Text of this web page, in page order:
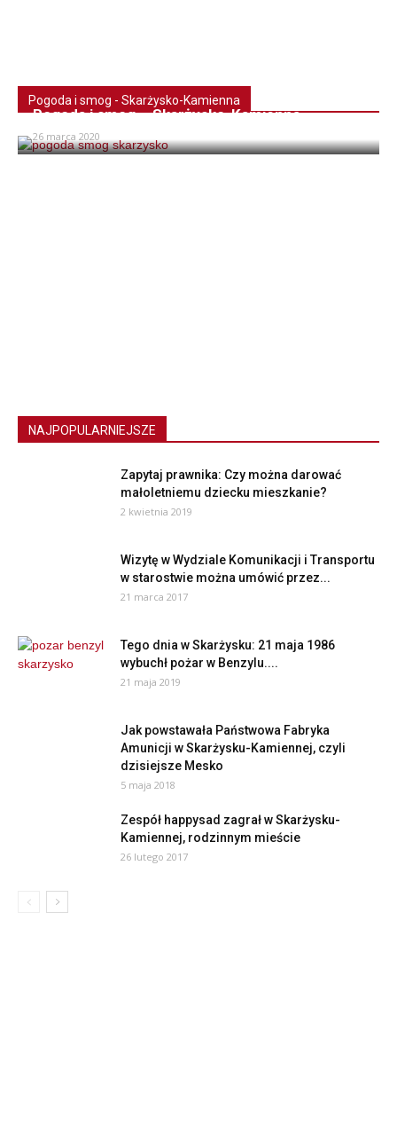
Pogoda i smog - Skarżysko-Kamienna
Pogoda i smog – Skarżysko-Kamienna
26 marca 2020
NAJPOPULARNIEJSZE
Zapytaj prawnika: Czy można darować
małoletniemu dziecku mieszkanie?
2 kwietnia 2019
Wizytę w Wydziale Komunikacji i Transportu
w starostwie można umówić przez...
21 marca 2017
Tego dnia w Skarżysku: 21 maja 1986
wybuchł pożar w Benzylu....
21 maja 2019
Jak powstawała Państwowa Fabryka
Amunicji w Skarżysku-Kamiennej, czyli
dzisiejsze Mesko
5 maja 2018
Zespół happysad zagrał w Skarżysku-
Kamiennej, rodzinnym mieście
26 lutego 2017